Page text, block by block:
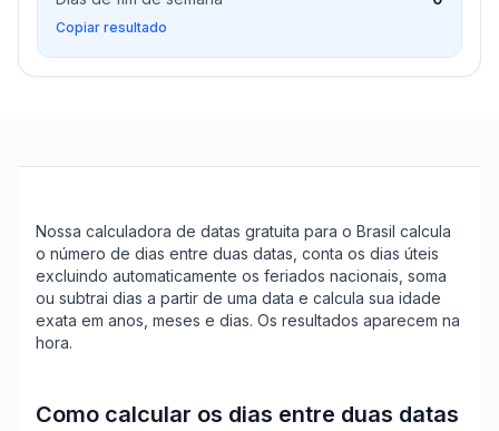
Copiar resultado
Nossa calculadora de datas gratuita para o Brasil calcula
o número de dias entre duas datas, conta os dias úteis
excluindo automaticamente os feriados nacionais, soma
ou subtrai dias a partir de uma data e calcula sua idade
exata em anos, meses e dias. Os resultados aparecem na
hora.
Como calcular os dias entre duas datas